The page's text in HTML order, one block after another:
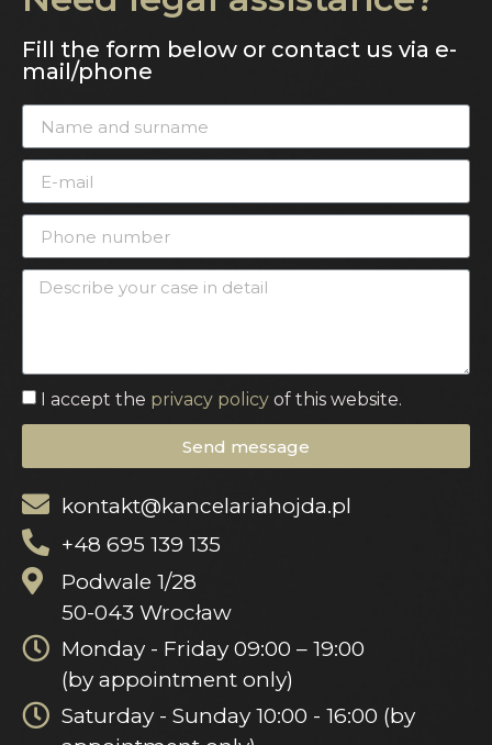
kontakt@kancelariahojda.pl
+48 695 139 135
Podwale 1/28
50-043 Wrocław
Monday - Friday 09:00 – 19:00
(by appointment only)
Saturday - Sunday 10:00 - 16:00 (by
Fill the form below or contact us via e-
mail/phone
I accept the privacy policy of this website.
Send message